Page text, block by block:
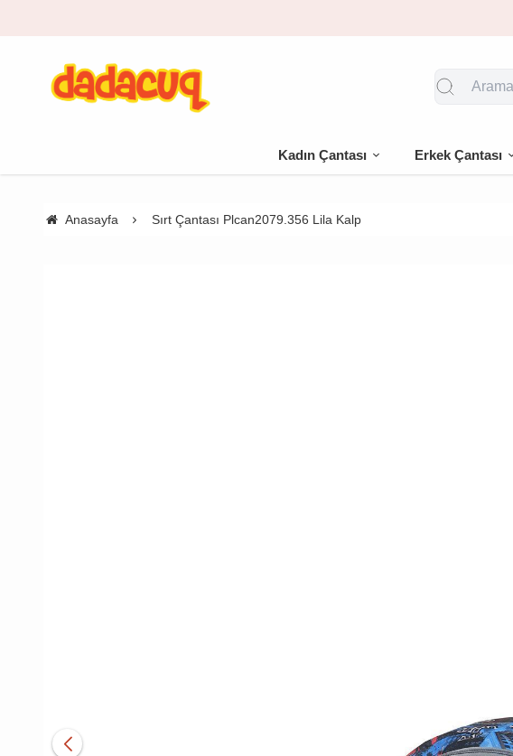
Kadın Çantası Erkek Çantası
Anasayfa Sırt Çantası Plcan2079.356 Lila Kalp